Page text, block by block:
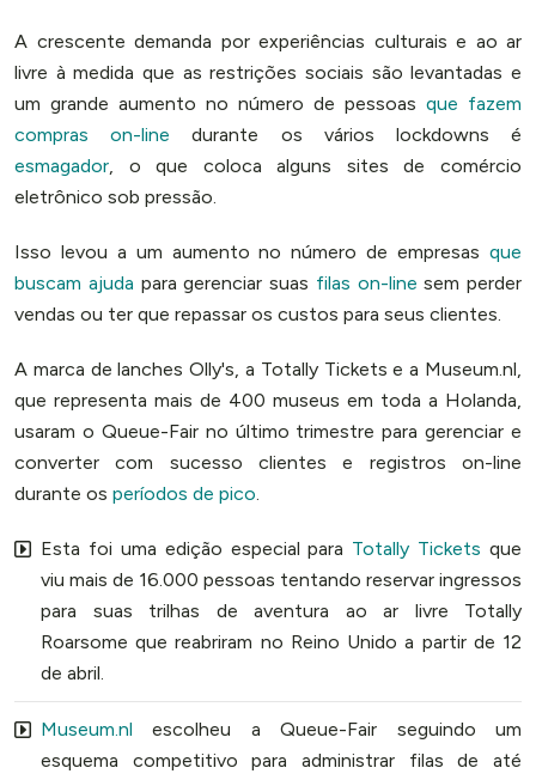
A crescente demanda por experiências culturais e ao ar
livre à medida que as restrições sociais são levantadas e
um grande aumento no número de pessoas que fazem
compras on-line durante os vários lockdowns é
esmagador, o que coloca alguns sites de comércio
eletrônico sob pressão.
Isso levou a um aumento no número de empresas que
buscam ajuda para gerenciar suas filas on-line sem perder
vendas ou ter que repassar os custos para seus clientes.
A marca de lanches Olly's, a Totally Tickets e a Museum.nl,
que representa mais de 400 museus em toda a Holanda,
usaram o Queue-Fair no último trimestre para gerenciar e
converter com sucesso clientes e registros on-line
durante os períodos de pico.
Esta foi uma edição especial para Totally Tickets que
viu mais de 16.000 pessoas tentando reservar ingressos
para suas trilhas de aventura ao ar livre Totally
Roarsome que reabriram no Reino Unido a partir de 12
de abril.
Museum.nl escolheu a Queue-Fair seguindo um
esquema competitivo para administrar filas de até